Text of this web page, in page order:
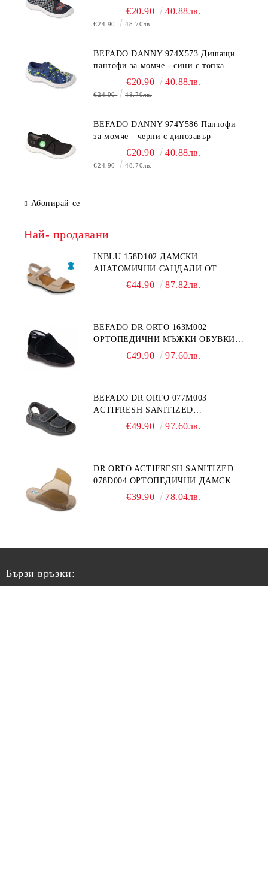
€20.90 40.88лв.
€24.90 48.70лв.
BEFADO DANNY 974X573 Дишащи
пантофи за момче - сини с топка
€20.90 40.88лв.
€24.90 48.70лв.
BEFADO DANNY 974Y586 Пантофи
за момче - черни с динозавър
€20.90 40.88лв.
€24.90 48.70лв.
Абонирай се
Най- продавани
INBLU 158D102 ДАМСКИ
АНАТОМИЧНИ САНДАЛИ ОТ
ЕСТЕСТВЕНА КОЖА, БЕЖОВИ
€44.90 87.82лв.
BEFADO DR ORTO 163M002
ОРТОПЕДИЧНИ МЪЖКИ ОБУВКИ
ЗА ГИПСИРАН ИЛИ СВРЪХ
€49.90 97.60лв.
BEFADO DR ORTO 077M003
ACTIFRESH SANITIZED
ОРТОПЕДИЧНИ САНДАЛИ ЗА
€49.90 97.60лв.
DR ORTO ACTIFRESH SANITIZED
078D004 ОРТОПЕДИЧНИ ДАМСКИ
ЧЕХЛИ ЗА МНОГО ОТЕКЪЛ КРАК,
€39.90 78.04лв.
Бързи връзки: